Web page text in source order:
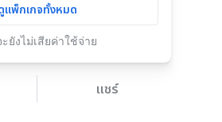
แพ็กเกจทั้งหมด
ยังไม่เสียค่าใช้จ่าย
แชร์